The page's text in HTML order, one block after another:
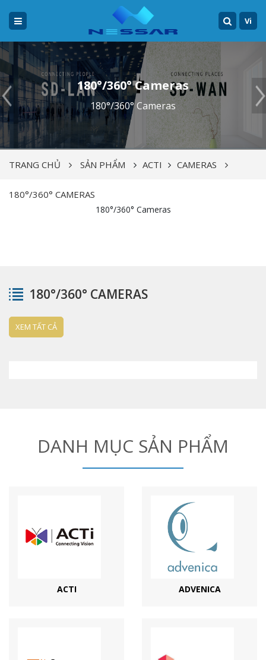
Vi
180°/360° Cameras
180°/360° Cameras
TRANG CHỦ SẢN PHẨM ACTI CAMERAS
180°/360° CAMERAS
180°/360° Cameras
180°/360° CAMERAS
XEM TẤT CẢ
DANH MỤC SẢN PHẨM
ACTI ADVENICA